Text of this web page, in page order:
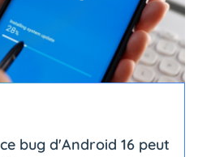
bug d'Android 16 peut